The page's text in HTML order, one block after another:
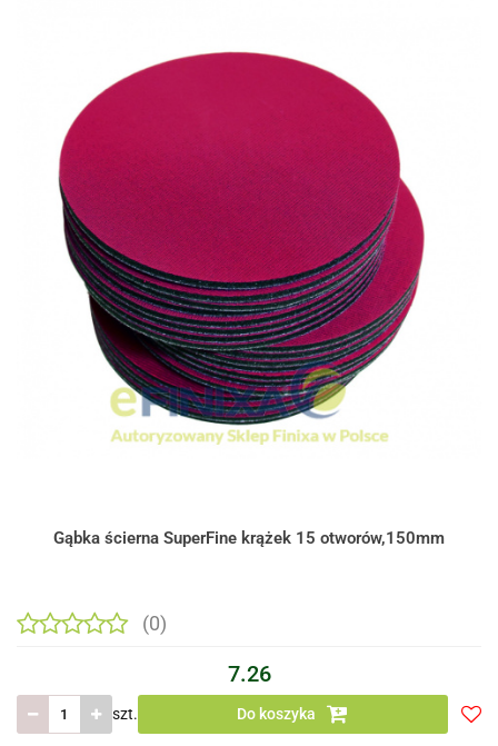
Gąbka ścierna SuperFine krążek 15 otworów,150mm
(0)
7.26
szt. Do koszyka